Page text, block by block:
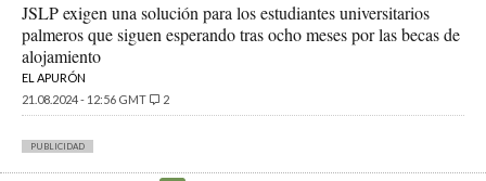
JSLP exigen una solución para los estudiantes universitarios
palmeros que siguen esperando tras ocho meses por las becas de
alojamiento
EL APURÓN
21.08.2024 - 12:56 GMT
2
PUBLICIDAD